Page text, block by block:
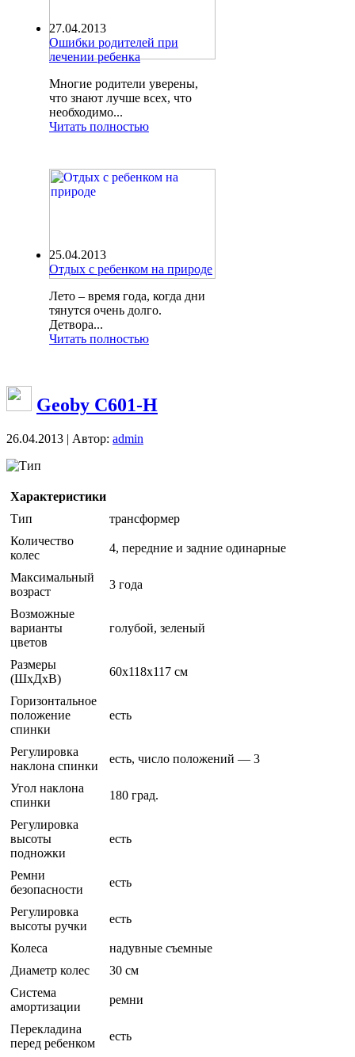
27.04.2013
Ошибки родителей при
лечении ребенка
Многие родители уверены,
что знают лучше всех, что
необходимо...
Читать полностью
25.04.2013
Отдых с ребенком на природе
Лето – время года, когда дни
тянутся очень долго.
Детвора...
Читать полностью
Geoby C601-H
26.04.2013 | Автор: admin
Тип
Характеристики
Тип
трансформер
Количество
колес
4, передние и задние одинарные
Максимальный
возраст
3 года
Возможные
варианты
цветов
голубой, зеленый
Размеры
(ШxДxВ)
60x118x117 см
Горизонтальное
положение
спинки
есть
Регулировка
наклона спинки
есть, число положений — 3
Угол наклона
спинки
180 град.
Регулировка
высоты
подножки
есть
Ремни
безопасности
есть
Регулировка
высоты ручки
есть
Колеса
надувные съемные
Диаметр колес
30 см
Система
амортизации
ремни
Перекладина
перед ребенком
есть